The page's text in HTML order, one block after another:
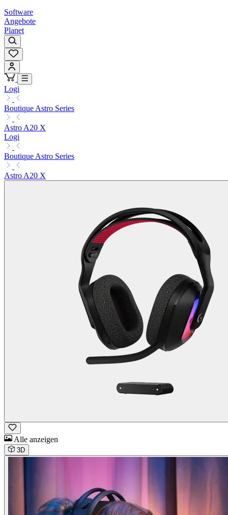
Software
Angebote
Planet
Logi
Boutique Astro Series
Astro A20 X
Logi
Boutique Astro Series
Astro A20 X
Alle anzeigen
3D